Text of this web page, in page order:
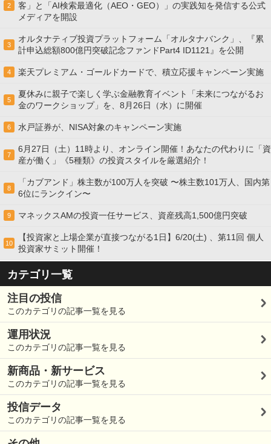
2
客」と「AI検索最適化（AEO・GEO）」の実践知を発信する公式
メディアを開設
3
オルタナティブ投資プラットフォーム「オルタナバンク」、『累
計申込総額800億円突破記念ファンドPart4 ID1121』を公開
4 楽天プレミアム・ゴールドカードで、積立応援キャンペーン実施
5
夏休みに親子で楽しく学ぶ金融教育イベント「未来につながるお
金のワークショップ」を、8月26日（水）に開催
6 水戸証券が、NISA対象のキャンペーン実施
7
6月27日（土）11時より、オンライン開催！あなたの代わりに「資
産が働く」《5種類》の投資スタイルを厳選紹介！
8
「カブアンド」株主数が100万人を突破 〜株主数101万人、国内第
6位にランクイン〜
9 マネックスAMの投資一任サービス、資産残高1,500億円突破
10
【投資家と上場企業が直接つながる1日】6/20(土) 、第11回 個人
投資家サミット開催！
カテゴリ一覧
注目の投信
このカテゴリの記事一覧を見る
運用状況
このカテゴリの記事一覧を見る
新商品・新サービス
このカテゴリの記事一覧を見る
投信データ
このカテゴリの記事一覧を見る